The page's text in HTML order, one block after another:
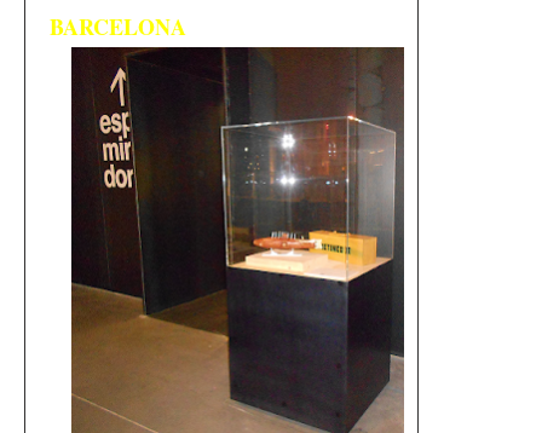
BARCELONA